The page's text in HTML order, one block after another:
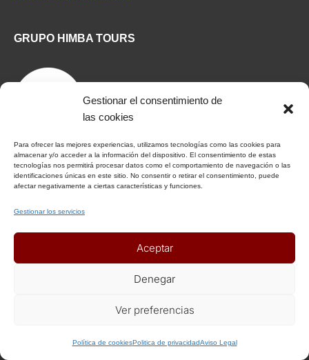
Gestionar el consentimiento de
las cookies
Para ofrecer las mejores experiencias, utilizamos tecnologías como las cookies para
almacenar y/o acceder a la información del dispositivo. El consentimiento de estas
tecnologías nos permitirá procesar datos como el comportamiento de navegación o las
identificaciones únicas en este sitio. No consentir o retirar el consentimiento, puede
afectar negativamente a ciertas características y funciones.
Gestionar los servicios
Aceptar
Denegar
Ver preferencias
Política de cookiesPolitica de privacidadAviso Legal
GRUPO HIMBA TOURS